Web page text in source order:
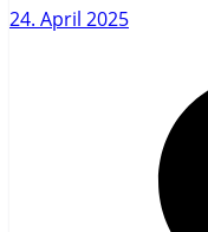
24. April 2025